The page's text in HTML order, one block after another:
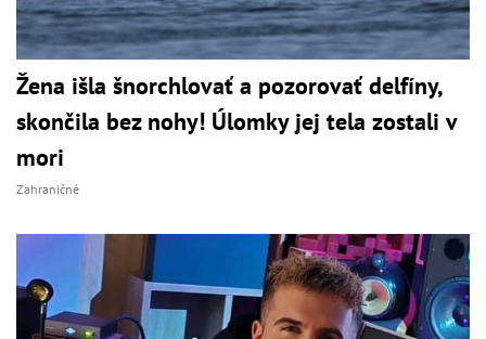
Žena išla šnorchlovať a pozorovať delfíny,
skončila bez nohy! Úlomky jej tela zostali v
mori
Zahraničné